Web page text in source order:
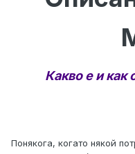
Какво е и как
Понякога, когато някой